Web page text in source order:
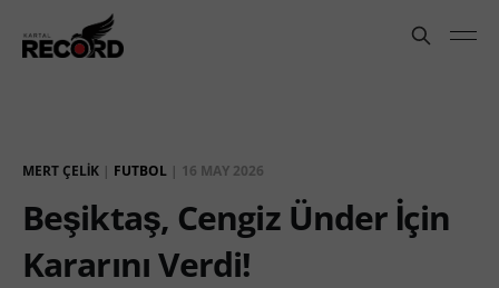
MERT ÇELIK | FUTBOL | 16 MAY 2026
Beşiktaş, Cengiz Ünder İçin
Kararını Verdi!